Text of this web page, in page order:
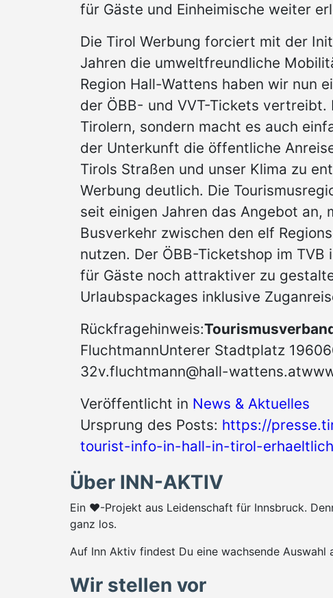
für Gäste und Einheimische weiter
Die Tirol Werbung forciert mit der
Jahren die umweltfreundliche
Region Hall-Wattens haben wir nun
der ÖBB- und VVT-Tickets
Tirolern, sondern macht es auch
der Unterkunft die öffentliche
Tirols Straßen und unser Klima zu
Werbung deutlich. Die
seit einigen Jahren das Angebot
Busverkehr zwischen den elf
nutzen. Der ÖBB-Ticketshop im
für Gäste noch attraktiver zu
Urlaubspackages inklusive
Rückfragehinweis:
FluchtmannUnterer Stadtplatz
32v.fluchtmann@hall-
Veröffentlicht in News & Aktuelles
Ursprung des Posts: https://
tourist-info-in-hall-in-tirol-
Über INN-AKTIV
Ein ♥-Projekt aus Leidenschaft für Innsbruck.
ganz los.
Auf Inn Aktiv findest Du eine wachsende
Wir stellen vor